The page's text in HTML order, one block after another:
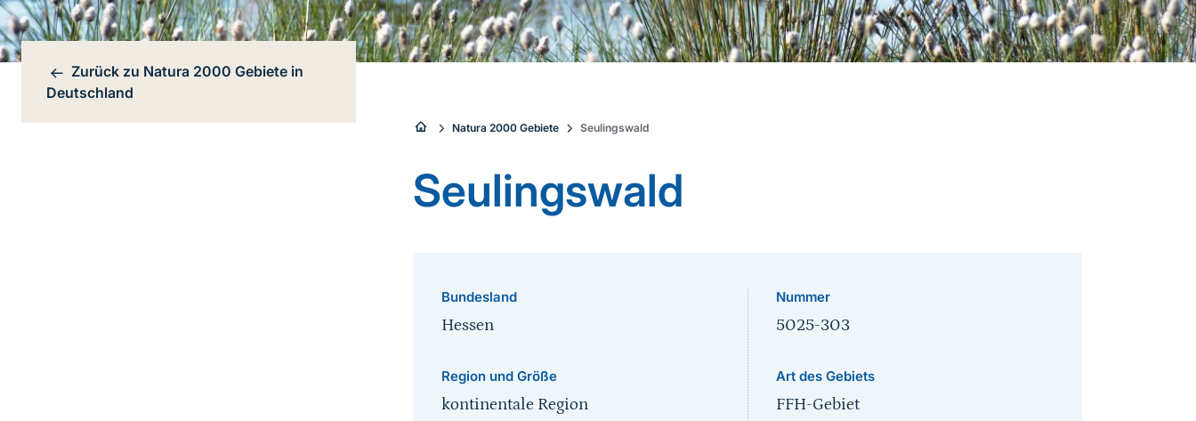
Bereichsnavigation
Zurück zu Natura 2000 Gebiete in
Deutschland
Sie
sind
hier:
Natura 2000 Gebiete Seulingswald
Seulingswald
Bundesland
Hessen
Region und Größe
kontinentale Region
Nummer
5025-303
Art des Gebiets
FFH-Gebiet